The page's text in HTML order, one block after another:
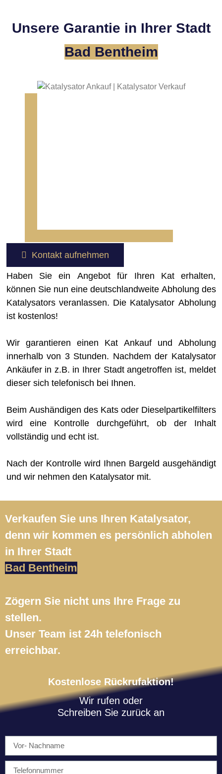
Unsere Garantie in Ihrer Stadt
Bad Bentheim
Kontakt aufnehmen
Haben Sie ein Angebot für Ihren Kat erhalten,
können Sie nun eine deutschlandweite Abholung des
Katalysators veranlassen. Die Katalysator Abholung
ist kostenlos!
Wir garantieren einen Kat Ankauf und Abholung
innerhalb von 3 Stunden. Nachdem der Katalysator
Ankäufer in z.B. in Ihrer Stadt angetroffen ist, meldet
dieser sich telefonisch bei Ihnen.
Beim Aushändigen des Kats oder Dieselpartikelfilters
wird eine Kontrolle durchgeführt, ob der Inhalt
vollständig und echt ist.
Nach der Kontrolle wird Ihnen Bargeld ausgehändigt
und wir nehmen den Katalysator mit.
Verkaufen Sie uns Ihren Katalysator,
denn wir kommen es persönlich abholen
in Ihrer Stadt
Bad Bentheim
Zögern Sie nicht uns Ihre Frage zu
stellen.
Unser Team ist 24h telefonisch
erreichbar.
Kostenlose Rückrufaktion!
Wir rufen oder
Schreiben Sie zurück an